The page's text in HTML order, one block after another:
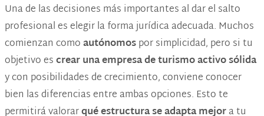
Una de las decisiones más importantes al dar el salto
profesional es elegir la forma jurídica adecuada. Muchos
comienzan comoautónomospor simplicidad, pero si tu
objetivo escrear una empresa de turismo activosólida
y con posibilidades de crecimiento, conviene conocer
bien las diferencias entre ambas opciones. Esto te
permitirá valorarqué estructura se adapta mejora tu